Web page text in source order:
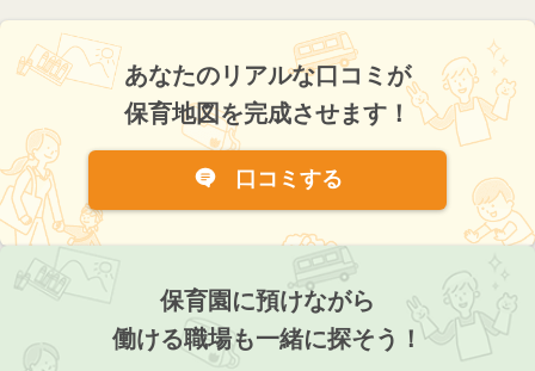
あなたのリアルな口コミが
保育地図を完成させます！
口コミする
保育園に預けながら
働ける職場も一緒に探そう！